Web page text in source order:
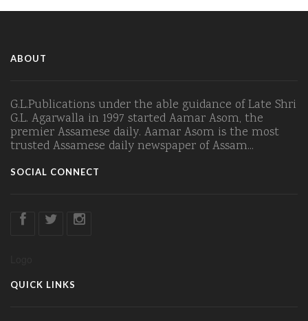
ABOUT
G.L.Publications under the able guidance of Late Shri
G.L. Agarwalla in 1997 started Aamar Asom, the
premier Assamese daily. Aamar Asom is the most
trusted Assamese daily newspaper of Assam...
SOCIAL CONNECT
QUICK LINKS